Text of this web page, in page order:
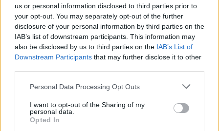
us or personal information disclosed to third parties prior to
your opt-out. You may separately opt-out of the further
disclosure of your personal information by third parties on the
IAB’s list of downstream participants. This information may
also be disclosed by us to third parties on the IAB’s List of
Downstream Participants that may further disclose it to other
Please note that this website/app uses one or more Google
not limited to your visit or usage behaviour. You may click to
grant or deny consent to Google and its third-party tags to
use your data for below specified purposes in below Google
Personal Data Processing Opt Outs
I want to opt-out of the Sharing of my
personal data.
Opted In
Feliratkozom a hírlevélre és elfogadom azadatvédelmi
szabályzatot!
FELIRATKOZÁS